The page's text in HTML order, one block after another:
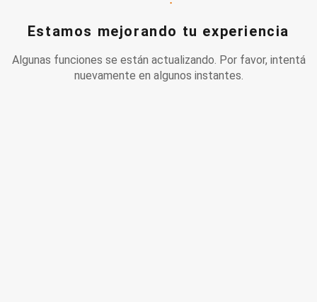
Estamos mejorando tu experiencia
Algunas funciones se están actualizando. Por favor, intentá
nuevamente en algunos instantes.